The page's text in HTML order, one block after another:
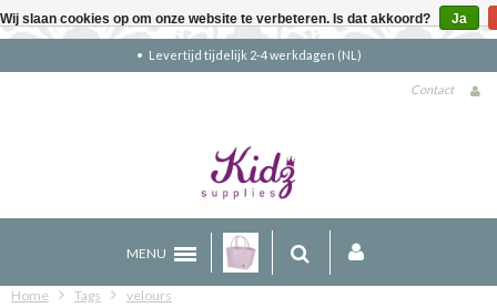
Levertijd tijdelijk 2-4 werkdagen (NL)
Contact
MENU
Home Tags velours
Wij slaan cookies op om onze website te verbeteren. Is dat akkoord? Ja